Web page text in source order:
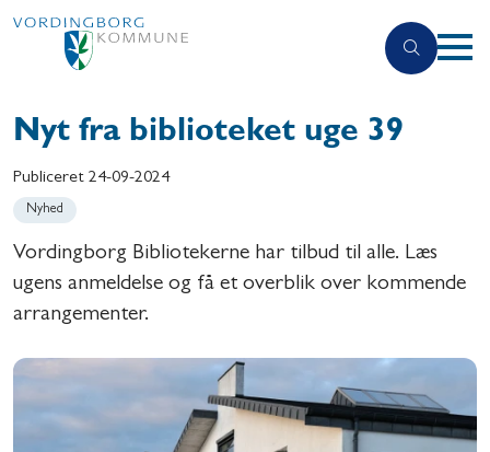
Nyt fra biblioteket uge 39
Publiceret 24-09-2024
Nyhed
Vordingborg Bibliotekerne har tilbud til alle. Læs
ugens anmeldelse og få et overblik over kommende
arrangementer.